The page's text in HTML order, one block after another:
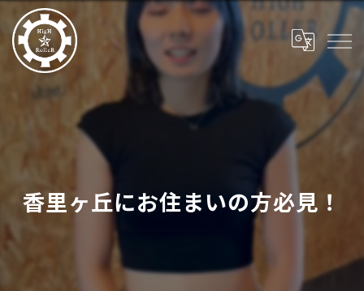
香里ヶ丘にお住まいの方必見！